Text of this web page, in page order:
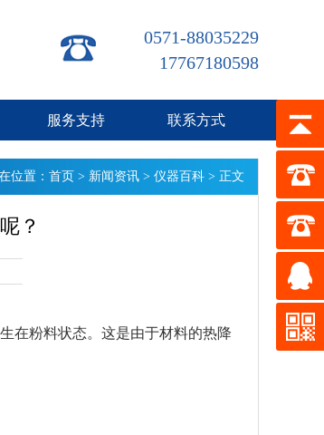
0571-88035229
17767180598
服务支持 联系方式
位置： 首页 > 新闻资讯 > 仪器百科 > 正文
？
在粉料状态。这是由于材料的热降